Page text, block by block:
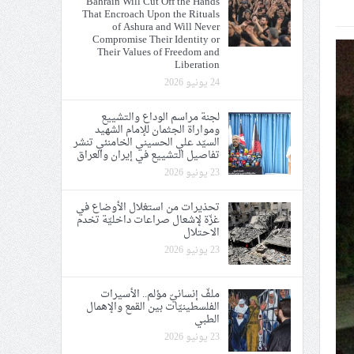
الحريّة والتحرير
الإمام الحسين «ع»
في إيران والعراق
That Encroach Upon the Rituals
of Ashura and Will Never
Compromise Their Identity or
Their Values of Freedom and
Liberation
24 يونيو 2026
لجنة مراسم الوداع والتشييع
ومواراة الجثمان للإمام الشهيد
السيّد علي الحسيني الخامنئي تنشر
تفاصيل التشييع في إيران والعراق
23 يونيو 2026
تحذيرات من استغلال الأوضاع في
غزّة لإشعال صراعات داخليّة تخدم
الاحتلال
23 يونيو 2026
ملفّ إنسانيّ مؤلم.. الأسيرات
الفلسطينيّات بين القمع والإهمال
الطبي
23 يونيو 2026